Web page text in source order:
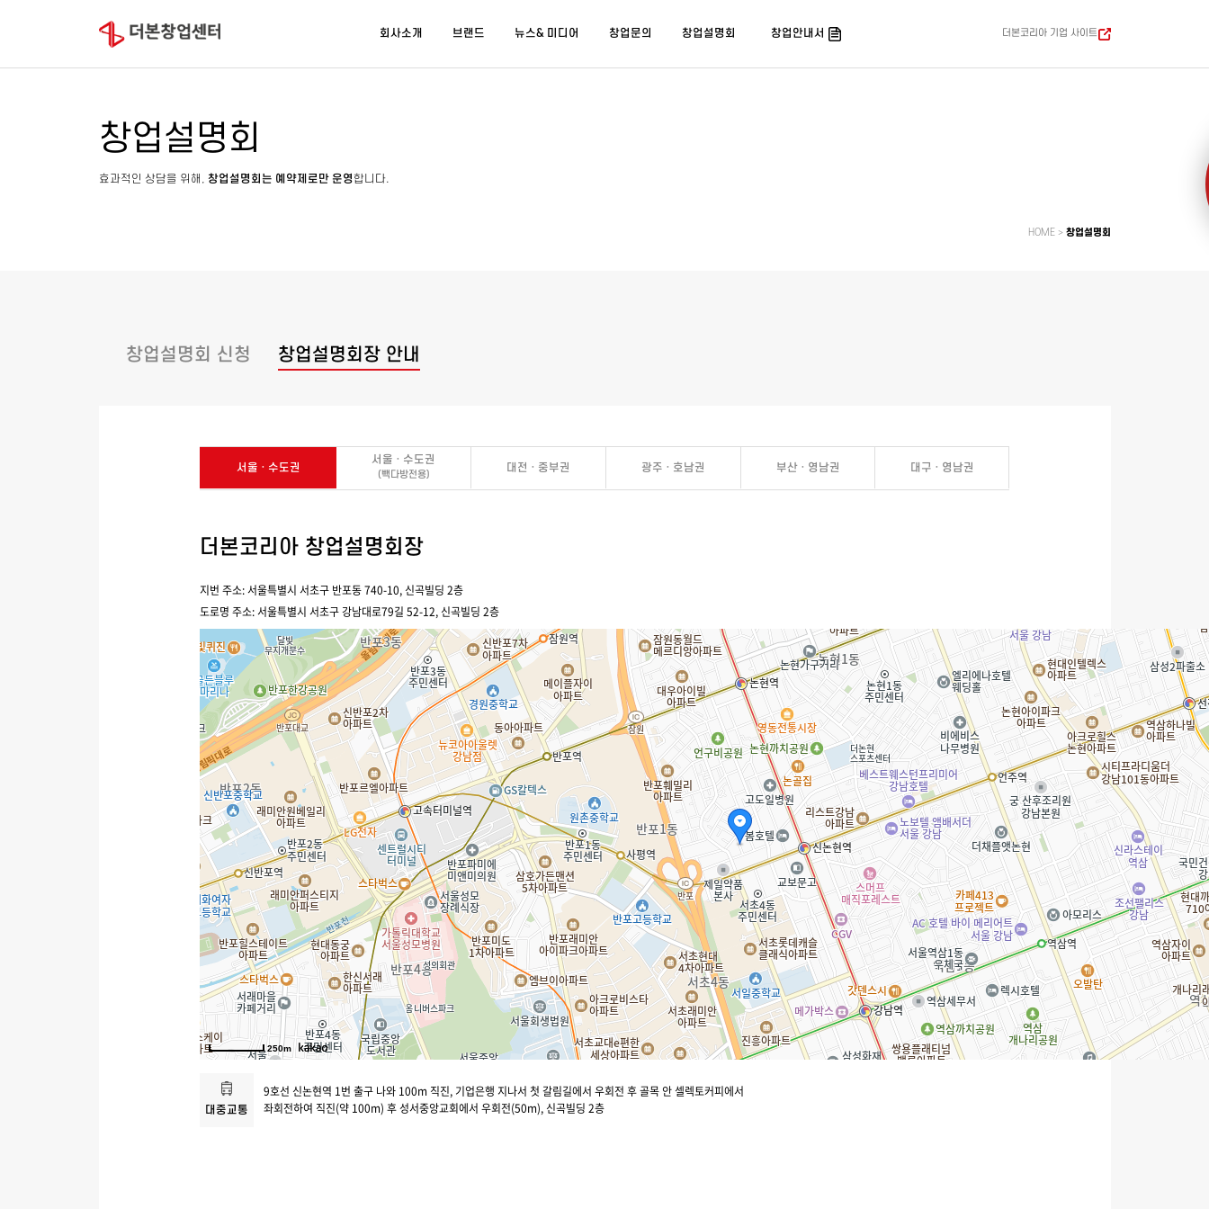
회사소개 브랜드 뉴스& 미디어 창업문의 창업설명회 창업안내서 더본코리아 기업 사이트
창업설명회
효과적인 상담을 위해, 창업설명회는 예약제로만 운영합니다.
HOME> 창업설명회
창업설명회 신청 창업설명회장 안내
서울 · 수도권
서울 · 수도권
(빽다방전용)
대전 · 중부권 광주 · 호남권 부산 · 영남권 대구 · 영남권
더본코리아 창업설명회장
지번 주소: 서울특별시 서초구 반포동 740-10, 신곡빌딩 2층
도로명 주소: 서울특별시 서초구 강남대로79길 52-12, 신곡빌딩 2층
250m
9호선 신논현역 1번 출구 나와 100m 직진, 기업은행 지나서 첫 갈림길에서 우회전 후 골목 안 셀렉토커피에서
좌회전하여 직진(약 100m) 후 성서중앙교회에서 우회전(50m), 신곡빌딩 2층
대중교통